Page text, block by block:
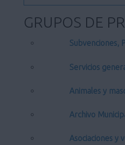
GRUPOS DE
Subvenciones,
Servicios
Animales y
Archivo
Asociaciones y